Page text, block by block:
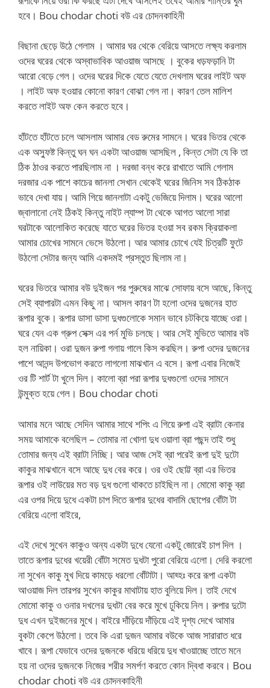
হবে। Bou chodar choti বউ এর চোদনকাহিনী
বিছানা ছেড়ে উঠে গেলাম । আমার ঘর থেকে বেরিয়ে আসতে লক্ষ্য করলাম
ওদের ঘরের থেকে অস্বাভাবিক আওয়াজ আসছে । বুকের ধড়ফড়ানি টা
আরো বেড়ে গেল। ওদের ঘরের দিকে যেতে যেতে দেখলাম ঘরের লাইট অফ
। লাইট অফ হওয়ার কোনো কারণ বোঝা গেল না। কারণ তেল মালিশ
করতে লাইট অফ কেন করতে হবে।
হাঁটতে হাঁটতে চলে আসলাম আমার বেড রুমের সামনে। ঘরের ভিতর থেকে
এক অস্ফুষ্ট কিন্তু ঘন ঘন একটা আওয়াজ আসছিল , কিন্ত সেটা যে কি তা
ঠিক ঠাওর করতে পারছিলাম না । দরজা বন্ধ করে রাখাতে আমি গেলাম
দরজার এক পাশে কাচের জানলা সেখান থেকেই ঘরের জিনিস সব ঠিকঠাক
ভাবে দেখা যায়। আমি গিয়ে জানলাটা একটু ভেজিয়ে দিলাম। ঘরের আলো
জ্বালানো নেই ঠিকই কিন্তু নাইট ল্যাম্প টা থেকে আগত আলো সারা
ঘরটাকে আলোকিত করেছে যাতে ঘরের ভিতর হওয়া সব রকম ক্রিয়াকলা
আমার চোখের সামনে ভেসে উঠলো। আর আমার চোখে যেই চিত্রটি ফুটে
উঠলো সেটার জন্য আমি একদমই প্রস্তুত ছিলাম না।
ঘরের ভিতরে আমার বউ দুইজন পর পুরুষের মাঝে সোফায় বসে আছে, কিন্তু
সেই ব্যাপারটা এমন কিছু না। আসল কারণ টা হলো ওদের দুজনের হাত
রূপার বুকে। রূপার ডাসা ডাসা দুধগুলোকে সমান ভাবে চটকিয়ে যাচ্ছে ওরা।
ঘরে যেন এক গ্রুপ সেক্স এর পর্ন মুভি চলছে। আর সেই মুভিতে আমার বউ
হল নায়িকা। ওরা দুজন রুপা গলায় গালে কিস করছিল। রুপা ওদের দুজনের
পাশে আনন্দ উপভোগ করতে লাগলো মাঝখান এ বসে। রূপা এবার নিজেই
ওর টি শার্ট টা খুলে দিল। কালো ব্রা পরা রূপার দুধগুলো ওদের সামনে
উন্মুক্ত হয়ে গেল। Bou chodar choti
আমার মনে আছে সেদিন আমার সাথে শপিং এ গিয়ে রুপা এই ব্রাটা কেনার
সময় আমাকে বলেছিল – তোমার না খোলা দুধ ওয়ালা ব্রা পছন্দ তাই শুধু
তোমার জন্য এই ব্রাটা নিচ্ছি। আর আজ সেই ব্রা পরেই রূপা দুই দুটো
কাকুর মাঝখানে বসে আছে দুধ বের করে। ওর ওই ছোট্ট ব্রা এর ভিতর
রূপার ওই লাউয়ের মত বড় দুধ গুলো থাকতে চাইছিল না। মোমো কাকু ব্রা
এর ওপর দিয়ে দুধে একটা চাপ দিতে রূপার দুধের বাদামি ছোপের বোঁটা টা
বেরিয়ে এলো বাইরে,
এই দেখে সুখেন কাকুও অন্য একটা দুধে যেনো একটু জোরেই চাপ দিল ।
তাতে রূপার দুধের খয়েরী বোঁটা সমেত দুধটা পুরো বেরিয়ে এলো। দেরি করলো
না সুখেন কাকু মুখ দিয়ে কামড়ে ধরলো বোঁটাটা। আহ্হঃ করে রূপা একটা
আওয়াজ দিল তারপর সুখেন কাকুর মাথাটায় হাত বুলিয়ে দিল। তাই দেখে
মোমো কাকু ও ওনার দখলের দুধটা বের করে মুখে ঢুকিয়ে নিল। রুপার দুটো
দুধ এখন দুইজনের মুখে। বাইরে দাঁড়িয়ে দাঁড়িয়ে এই দৃশ্য দেখে আমার
বুকটা কেপে উঠলো। তবে কি এরা দুজন আমার বউকে আজ সারারাত ধরে
খাবে। রূপা যেভাবে ওদের দুজনকে ধরিয়ে ধরিয়ে দুধ খাওয়াচ্ছে তাতে মনে
হয় না ওদের দুজনকে নিজের শরীর সমর্পণ করতে কোন দ্বিধা করবে। Bou
chodar choti বউ এর চোদনকাহিনী